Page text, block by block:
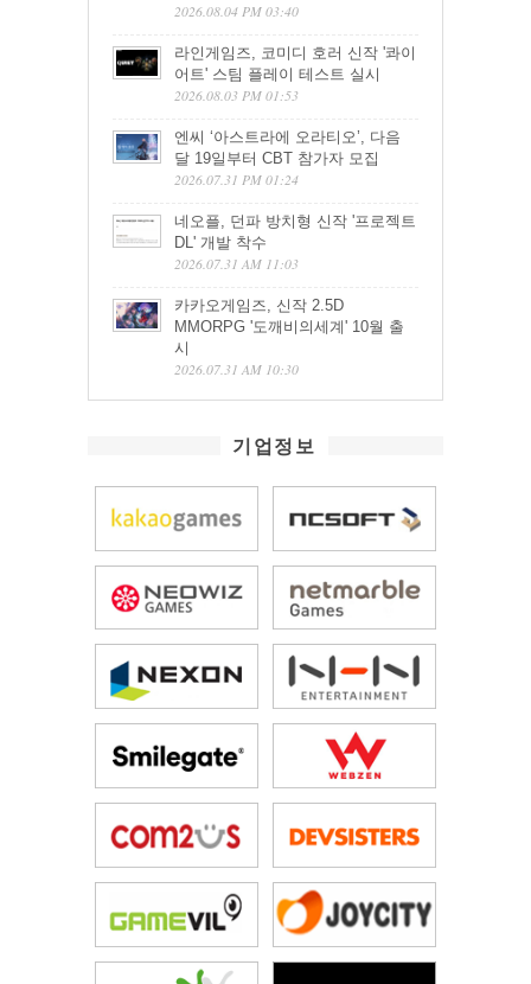
2026.08.04 PM 03:40
라인게임즈, 코미디 호러 신작 '콰이
어트' 스팀 플레이 테스트 실시
2026.08.03 PM 01:53
엔씨 ‘아스트라에 오라티오’, 다음
달 19일부터 CBT 참가자 모집
2026.07.31 PM 01:24
네오플, 던파 방치형 신작 '프로젝트
DL' 개발 착수
2026.07.31 AM 11:03
카카오게임즈, 신작 2.5D
MMORPG '도깨비의세계' 10월 출
시
2026.07.31 AM 10:30
기업정보